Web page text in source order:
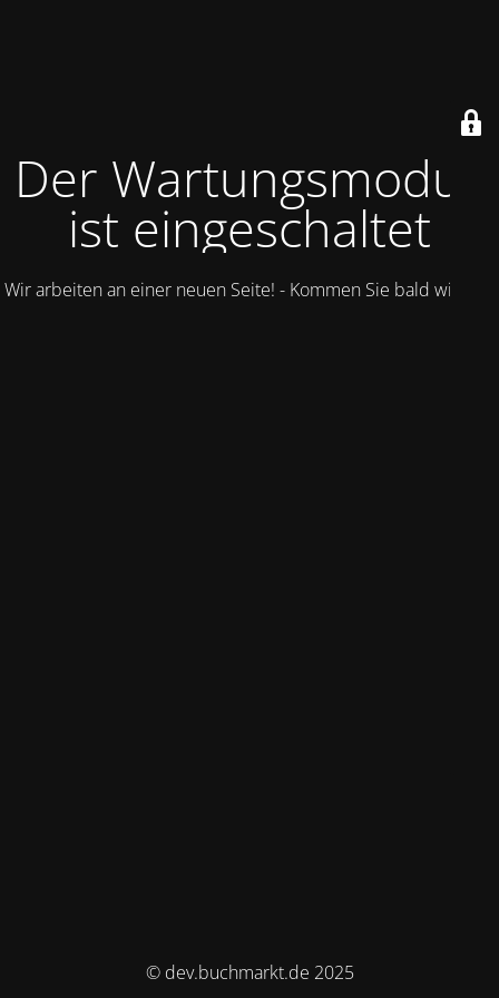
Der Wartungsmodus
ist eingeschaltet
Wir arbeiten an einer neuen Seite! - Kommen Sie bald wieder.
© dev.buchmarkt.de 2025